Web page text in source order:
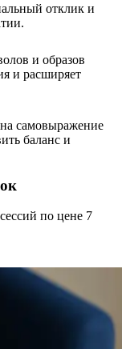
отклик и
и образов
и расширяет
самовыражение
баланс и
по цене 7